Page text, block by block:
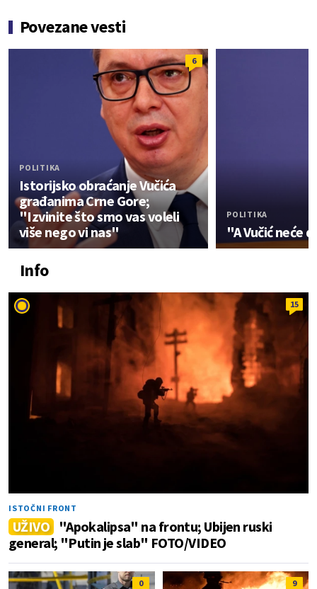
Povezane vesti
6
POLITIKA
Istorijsko obraćanje Vučića
građanima Crne Gore;
"Izvinite što smo vas voleli
više nego vi nas"
POLITIKA
"A Vučić neće
Info
15
ISTOČNI FRONT
UŽIVO "Apokalipsa" na frontu; Ubijen ruski
general; "Putin je slab" FOTO/VIDEO
0 9